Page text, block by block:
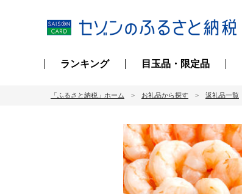
ランキング 目玉品・限定品
「ふるさと納税」ホーム お礼品から探す 返礼品一覧